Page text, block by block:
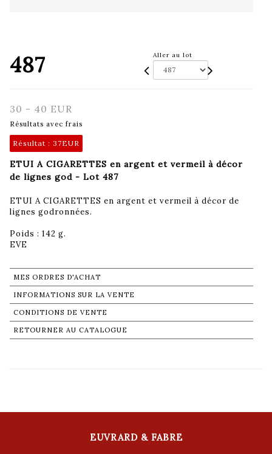
487 Aller au lot
30 - 40 EUR
Résultats avec frais
Résultat : 37EUR
ETUI A CIGARETTES en argent et vermeil à décor
de lignes god - Lot 487
ETUI A CIGARETTES en argent et vermeil à décor de
lignes godronnées.
Poids : 142 g.
EVE
MES ORDRES D'ACHAT
INFORMATIONS SUR LA VENTE
CONDITIONS DE VENTE
RETOURNER AU CATALOGUE
EUVRARD & FABRE